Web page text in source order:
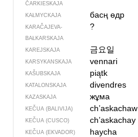
ČARKIESKAJA
KAŁMYCKAJA басң өдр
KARAČAJEVA-
BAŁKARSKAJA
?
KAREJSKAJA 금요일
KARSYKANSKAJA vennari
KAŠUBSKAJA piątk
KATALONSKAJA divendres
KAZASKAJA жұма
KEČUA (BALIVIJA) ch’askachaw
KEČUA (CUSCO) ch’askachay
KEČUA (EKVADOR) haycha